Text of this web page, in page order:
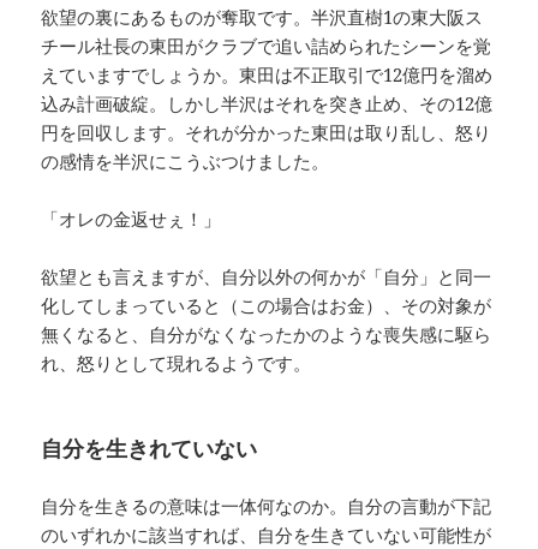
欲望の裏にあるものが奪取です。半沢直樹1の東大阪ス
チール社長の東田がクラブで追い詰められたシーンを覚
えていますでしょうか。東田は不正取引で12億円を溜め
込み計画破綻。しかし半沢はそれを突き止め、その12億
円を回収します。それが分かった東田は取り乱し、怒り
の感情を半沢にこうぶつけました。
「オレの金返せぇ！」
欲望とも言えますが、自分以外の何かが「自分」と同一
化してしまっていると（この場合はお金）、その対象が
無くなると、自分がなくなったかのような喪失感に駆ら
れ、怒りとして現れるようです。
自分を生きれていない
自分を生きるの意味は一体何なのか。自分の言動が下記
のいずれかに該当すれば、自分を生きていない可能性が